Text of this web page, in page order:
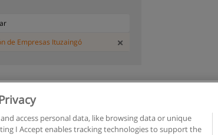
de Empresas Ituzaingó
access personal data, like browsing data or unique
I Accept enables tracking technologies to support the